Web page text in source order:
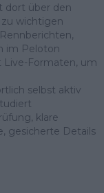
dort über den
wichtigen
im Peloton
Live-Formaten, um
selbst aktiv
klare
gesicherte Details